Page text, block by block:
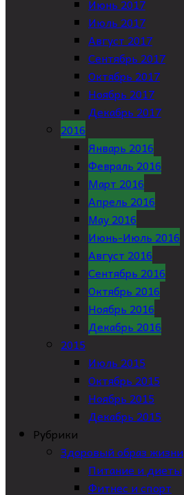
Июнь 2017
Июль 2017
Август 2017
Сентябрь 2017
Октябрь 2017
Ноябрь 2017
Декабрь 2017
2016
Январь 2016
Февраль 2016
Март 2016
Апрель 2016
May 2016
Июнь-Июль 2016
Август 2016
Сентябрь 2016
Октябрь 2016
Ноябрь 2016
Декабрь 2016
2015
Июль 2015
Октябрь 2015
Ноябрь 2015
Декабрь 2015
Рубрики
Здоровый образ жизни
Питание и диеты
Фитнес и спорт